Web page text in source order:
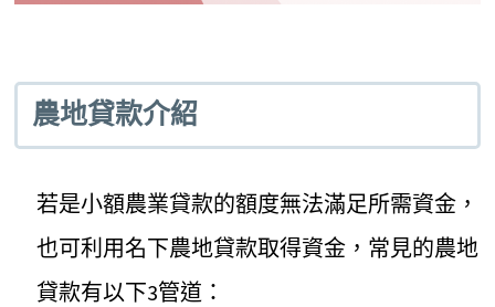
農地貸款介紹
若是小額農業貸款的額度無法滿足所需資金，
也可利用名下農地貸款取得資金，常見的農地
貸款有以下3管道：